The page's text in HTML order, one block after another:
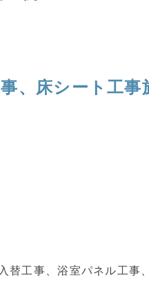
、床シート工事
替工事、浴室パネル工事